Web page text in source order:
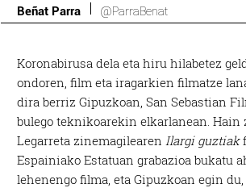
Beñat Parra @ParraBenat
Koronabirusa dela eta hiru hilabetez
ondoren, film eta iragarkien filmatze
dira berriz Gipuzkoan, San Sebastian
bulego teknikoarekin elkarlanean. Hain
Legarreta zinemagilearen Ilargi guztiak
Espainiako Estatuan grabazioa bukatu
lehenengo filma, eta Gipuzkoan egin du,